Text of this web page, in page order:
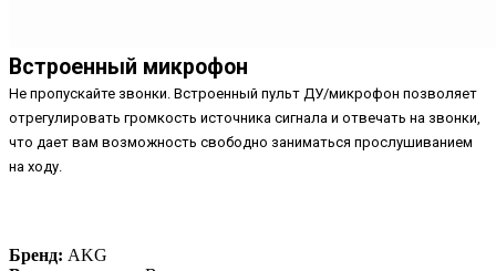
Встроенный микрофон
Не пропускайте звонки. Встроенный пульт ДУ/микрофон позволяет
отрегулировать громкость источника сигнала и отвечать на звонки,
что дает вам возможность свободно заниматься прослушиванием
на ходу.
Бренд: AKG